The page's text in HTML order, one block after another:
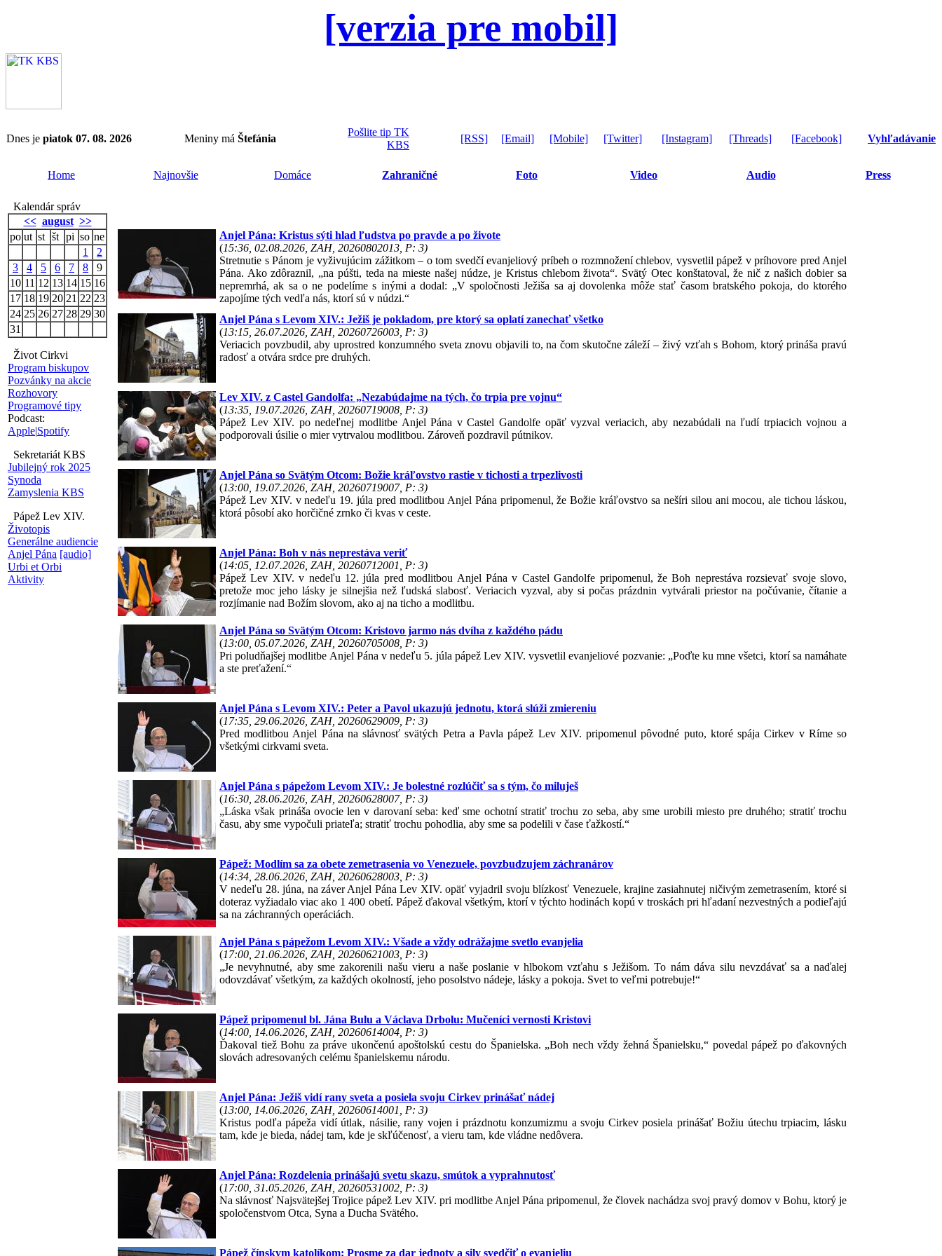
[verzia pre mobil]
Dnes je piatok 07. 08. 2026 Meniny má Štefánia
Pošlite tip TK
KBS
[RSS] [Email] [Mobile] [Twitter] [Instagram] [Threads] [Facebook] Vyhľadávanie
Home Najnovšie Domáce Zahraničné Foto Video Audio Press
Kalendár správ
<< august >>
po ut st št pi so ne
1
2
3
4 5 6 7 8
9
10 11 12 13 14 15 16
17 18 19 20 21 22 23
24 25 26 27 28 29 30
31
Život Cirkvi
Program biskupov
Pozvánky na akcie
Rozhovory
Programové tipy
Podcast:
Apple|Spotify
Sekretariát KBS
Jubilejný rok 2025
Synoda
Zamyslenia KBS
Pápež Lev XIV.
Životopis
Generálne audiencie
Anjel Pána [audio]
Urbi et Orbi
Aktivity
Anjel Pána: Kristus sýti hlad ľudstva po pravde a po živote
(15:36, 02.08.2026, ZAH, 20260802013, P: 3)
Stretnutie s Pánom je vyživujúcim zážitkom – o tom svedčí evanjeliový príbeh o rozmnožení chlebov, vysvetlil pápež v príhovore pred Anjel
Pána. Ako zdôraznil, „na púšti, teda na mieste našej núdze, je Kristus chlebom života“. Svätý Otec konštatoval, že nič z našich dobier sa
nepremrhá, ak sa o ne podelíme s inými a dodal: „V spoločnosti Ježiša sa aj dovolenka môže stať časom bratského pokoja, do ktorého
zapojíme tých vedľa nás, ktorí sú v núdzi.“
Anjel Pána s Levom XIV.: Ježiš je pokladom, pre ktorý sa oplatí zanechať všetko
(13:15, 26.07.2026, ZAH, 20260726003, P: 3)
Veriacich povzbudil, aby uprostred konzumného sveta znovu objavili to, na čom skutočne záleží – živý vzťah s Bohom, ktorý prináša pravú
radosť a otvára srdce pre druhých.
Lev XIV. z Castel Gandolfa: „Nezabúdajme na tých, čo trpia pre vojnu“
(13:35, 19.07.2026, ZAH, 20260719008, P: 3)
Pápež Lev XIV. po nedeľnej modlitbe Anjel Pána v Castel Gandolfe opäť vyzval veriacich, aby nezabúdali na ľudí trpiacich vojnou a
podporovali úsilie o mier vytrvalou modlitbou. Zároveň pozdravil pútnikov.
Anjel Pána so Svätým Otcom: Božie kráľovstvo rastie v tichosti a trpezlivosti
(13:00, 19.07.2026, ZAH, 20260719007, P: 3)
Pápež Lev XIV. v nedeľu 19. júla pred modlitbou Anjel Pána pripomenul, že Božie kráľovstvo sa nešíri silou ani mocou, ale tichou láskou,
ktorá pôsobí ako horčičné zrnko či kvas v ceste.
Anjel Pána: Boh v nás neprestáva veriť
(14:05, 12.07.2026, ZAH, 20260712001, P: 3)
Pápež Lev XIV. v nedeľu 12. júla pred modlitbou Anjel Pána v Castel Gandolfe pripomenul, že Boh neprestáva rozsievať svoje slovo,
pretože moc jeho lásky je silnejšia než ľudská slabosť. Veriacich vyzval, aby si počas prázdnin vytvárali priestor na počúvanie, čítanie a
rozjímanie nad Božím slovom, ako aj na ticho a modlitbu.
Anjel Pána so Svätým Otcom: Kristovo jarmo nás dvíha z každého pádu
(13:00, 05.07.2026, ZAH, 20260705008, P: 3)
Pri poludňajšej modlitbe Anjel Pána v nedeľu 5. júla pápež Lev XIV. vysvetlil evanjeliové pozvanie: „Poďte ku mne všetci, ktorí sa namáhate
a ste preťažení.“
Anjel Pána s Levom XIV.: Peter a Pavol ukazujú jednotu, ktorá slúži zmiereniu
(17:35, 29.06.2026, ZAH, 20260629009, P: 3)
Pred modlitbou Anjel Pána na slávnosť svätých Petra a Pavla pápež Lev XIV. pripomenul pôvodné puto, ktoré spája Cirkev v Ríme so
všetkými cirkvami sveta.
Anjel Pána s pápežom Levom XIV.: Je bolestné rozlúčiť sa s tým, čo miluješ
(16:30, 28.06.2026, ZAH, 20260628007, P: 3)
„Láska však prináša ovocie len v darovaní seba: keď sme ochotní stratiť trochu zo seba, aby sme urobili miesto pre druhého; stratiť trochu
času, aby sme vypočuli priateľa; stratiť trochu pohodlia, aby sme sa podelili v čase ťažkostí.“
Pápež: Modlím sa za obete zemetrasenia vo Venezuele, povzbudzujem záchranárov
(14:34, 28.06.2026, ZAH, 20260628003, P: 3)
V nedeľu 28. júna, na záver Anjel Pána Lev XIV. opäť vyjadril svoju blízkosť Venezuele, krajine zasiahnutej ničivým zemetrasením, ktoré si
doteraz vyžiadalo viac ako 1 400 obetí. Pápež ďakoval všetkým, ktorí v týchto hodinách kopú v troskách pri hľadaní nezvestných a podieľajú
sa na záchranných operáciách.
Anjel Pána s pápežom Levom XIV.: Všade a vždy odrážajme svetlo evanjelia
(17:00, 21.06.2026, ZAH, 20260621003, P: 3)
„Je nevyhnutné, aby sme zakorenili našu vieru a naše poslanie v hlbokom vzťahu s Ježišom. To nám dáva silu nevzdávať sa a naďalej
odovzdávať všetkým, za každých okolností, jeho posolstvo nádeje, lásky a pokoja. Svet to veľmi potrebuje!“
Pápež pripomenul bl. Jána Bulu a Václava Drbolu: Mučeníci vernosti Kristovi
(14:00, 14.06.2026, ZAH, 20260614004, P: 3)
Ďakoval tiež Bohu za práve ukončenú apoštolskú cestu do Španielska. „Boh nech vždy žehná Španielsku,“ povedal pápež po ďakovných
slovách adresovaných celému španielskemu národu.
Anjel Pána: Ježiš vidí rany sveta a posiela svoju Cirkev prinášať nádej
(13:00, 14.06.2026, ZAH, 20260614001, P: 3)
Kristus podľa pápeža vidí útlak, násilie, rany vojen i prázdnotu konzumizmu a svoju Cirkev posiela prinášať Božiu útechu trpiacim, lásku
tam, kde je bieda, nádej tam, kde je skľúčenosť, a vieru tam, kde vládne nedôvera.
Anjel Pána: Rozdelenia prinášajú svetu skazu, smútok a vyprahnutosť
(17:00, 31.05.2026, ZAH, 20260531002, P: 3)
Na slávnosť Najsvätejšej Trojice pápež Lev XIV. pri modlitbe Anjel Pána pripomenul, že človek nachádza svoj pravý domov v Bohu, ktorý je
spoločenstvom Otca, Syna a Ducha Svätého.
Pápež čínskym katolíkom: Prosme za dar jednoty a sily svedčiť o evanjeliu